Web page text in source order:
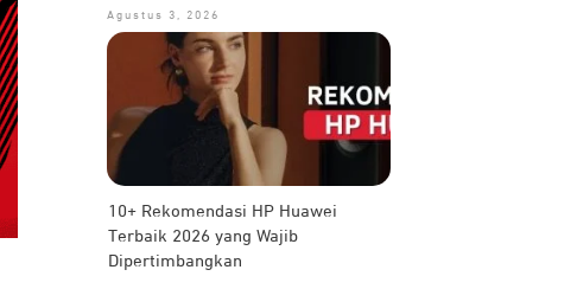
Agustus 3, 2026
10+ Rekomendasi HP Huawei
Terbaik 2026 yang Wajib
Dipertimbangkan